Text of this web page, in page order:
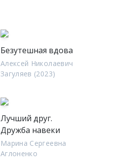
Безутешная вдова
Алексей Николаевич
Загуляев (2023)
Лучший друг.
Дружба навеки
Марина Сергеевна
Аглоненко